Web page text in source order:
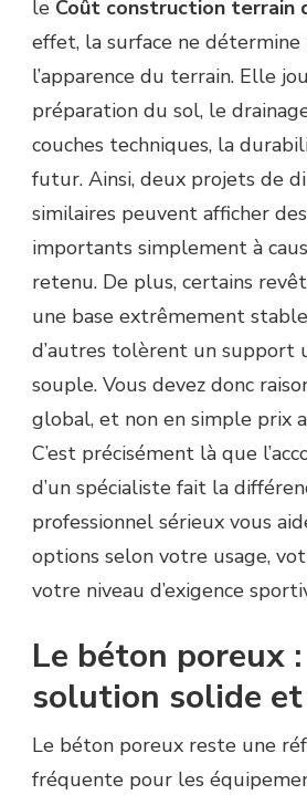
le Coût construction terrain
effet, la surface ne
l’apparence du terrain. Elle
préparation du sol, le
couches techniques, la
futur. Ainsi, deux projets de
similaires peuvent afficher
importants simplement à
retenu. De plus, certains
une base extrêmement
d’autres tolèrent un support
souple. Vous devez donc
global, et non en simple prix
C’est précisément là que
d’un spécialiste fait la
professionnel sérieux vous
options selon votre usage,
votre niveau d’exigence
Le béton poreux
solution solide
Le béton poreux reste une
fréquente pour les